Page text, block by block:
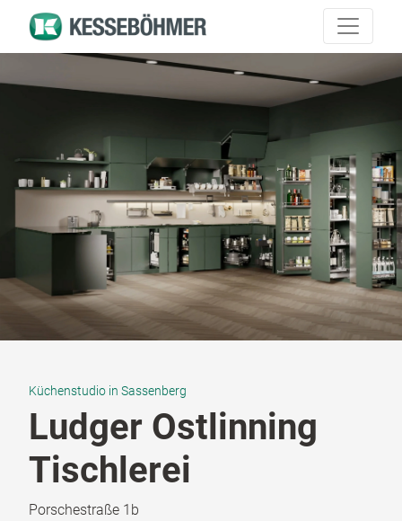
Küchenstudio in Sassenberg
Ludger Ostlinning
Tischlerei
Porschestraße 1b